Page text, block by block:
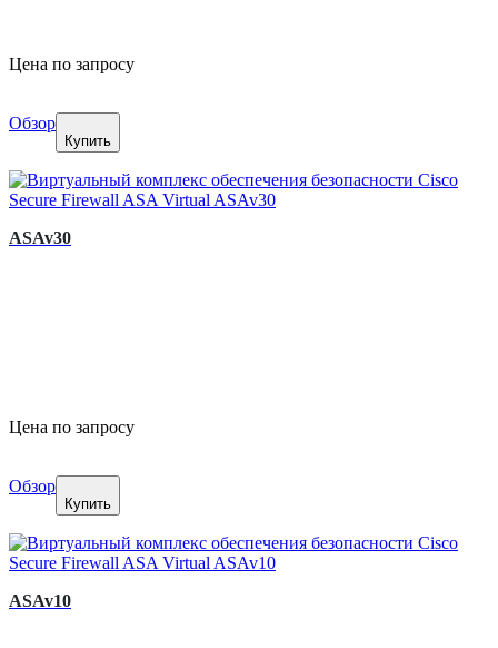
Цена по запросу
Обзор
Купить
ASAv30
Цена по запросу
Обзор
Купить
ASAv10